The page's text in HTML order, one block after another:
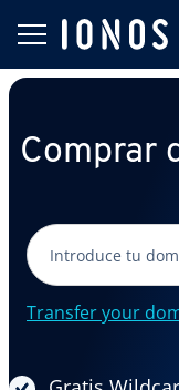
Comprar
Transfer your